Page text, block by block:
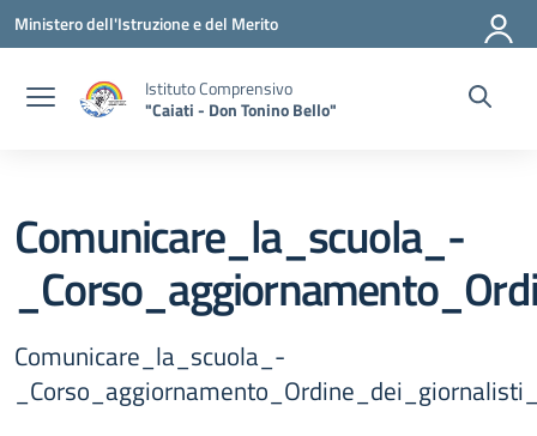
Vai ai contenuti
Vai al menu di navigazione
Vai al footer
Ministero dell'Istruzione e del Merito
Istituto Comprensivo
"Caiati - Don Tonino Bello"
Comunicare_la_scuola_-
Comunicare_la_scuola_-